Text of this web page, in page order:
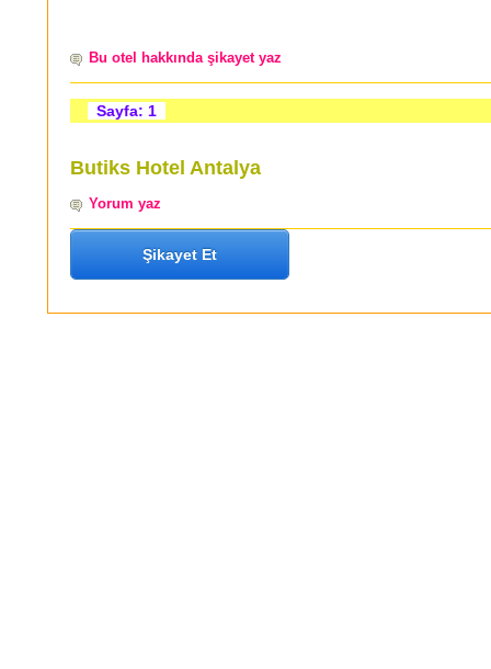
Bu otel hakkında şikayet yaz
Sayfa: 1
Butiks Hotel Antalya
Yorum yaz
Şikayet Et